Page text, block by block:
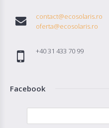
contact@ecosolaris.ro
oferta@ecosolaris.ro
+40 31 433 70 99
Facebook